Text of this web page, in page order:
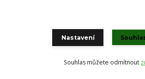
Nastavení
Souhlas můžete odmítnout